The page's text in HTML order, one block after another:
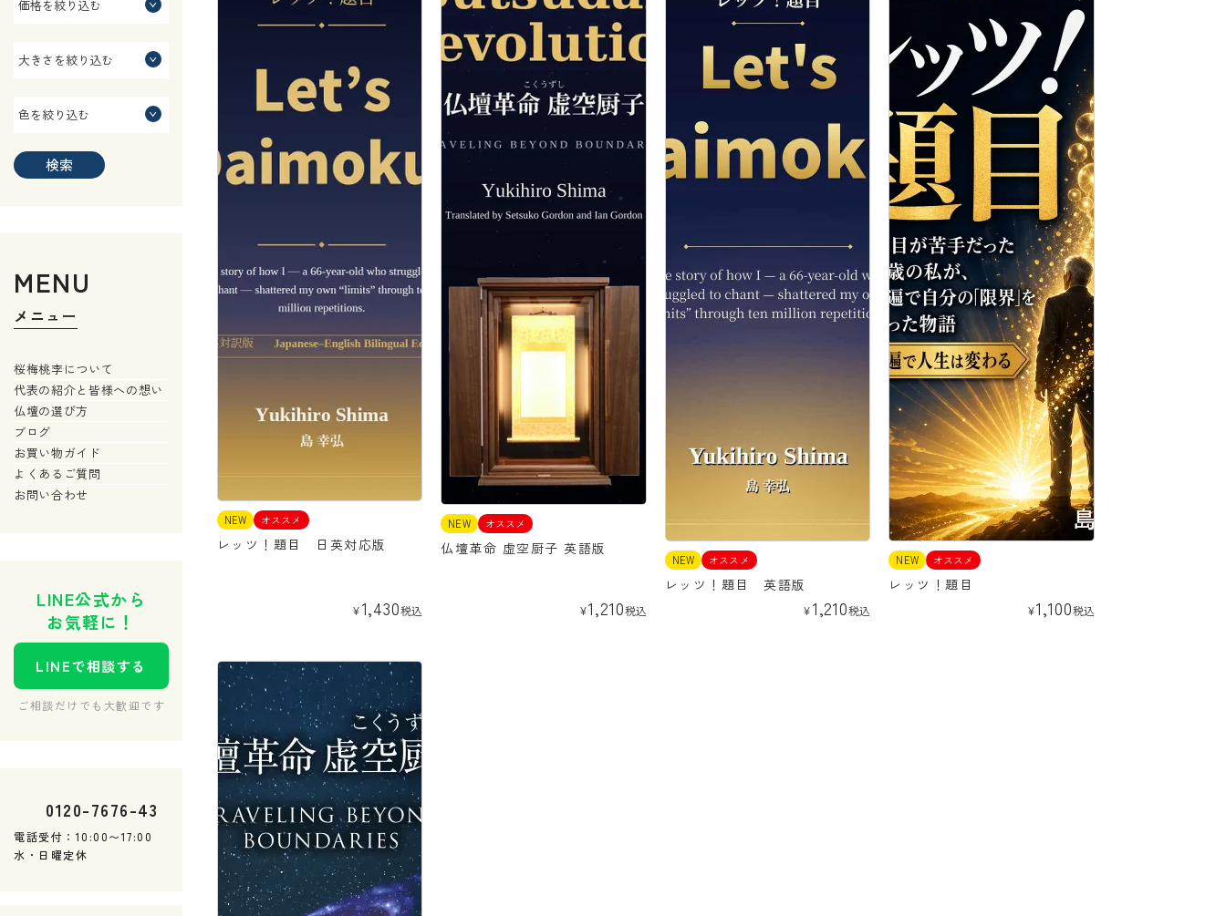
検索
MENU
メニュー
桜梅桃李について
代表の紹介と皆様への想い
仏壇の選び方
ブログ
お買い物ガイド
よくあるご質問
お問い合わせ
LINE公式から
お気軽に！
LINEで相談する
ご相談だけでも大歓迎です
0120-7676-43
電話受付：10:00〜17:00
水・日曜定休
NEW オススメ
レッツ！題目 日英対応版
¥1,430税込
NEW オススメ
仏壇革命 虚空厨子 英語版
¥1,210税込
NEW オススメ
レッツ！題目 英語版
¥1,210税込
NEW オススメ
レッツ！題目
¥1,100税込